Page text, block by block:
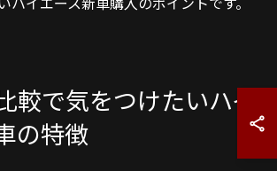
較で気をつけたいハイ
の特徴